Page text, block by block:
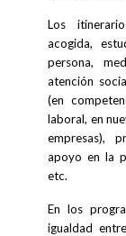
Los
acogida,
persona,
atención
(en
laboral, en
empresas),
apoyo en la
etc.
En los
igualdad